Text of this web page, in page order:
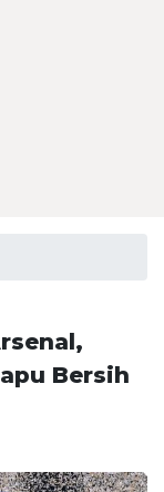
Bersih